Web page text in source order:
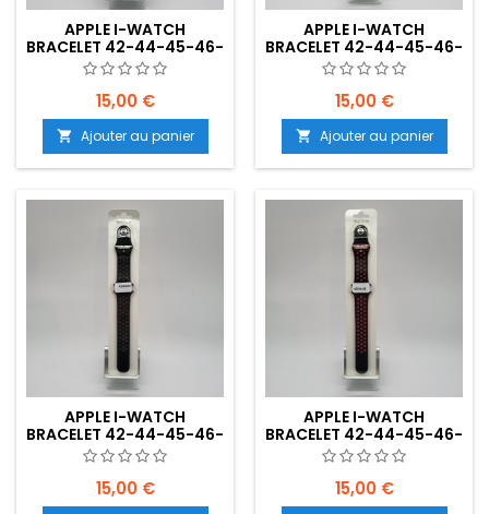
APPLE I-WATCH
BRACELET 42-44-45-46-
49MM BLANC -
EMPLACEMENT: Z02-B25-
E05
15,00 €
 Ajouter au panier
APPLE I-WATCH
BRACELET 42-44-45-46-
49MM- NOIR-
TURQUOISE(BICOLORE) -
EMPLACEMENT: Z02-B25-
E04
15,00 €
 Ajouter au panier
APPLE I-WATCH
BRACELET 42-44-45-46-
49MM- NOIR-
NOIR(BICOLORE) -
EMPLACEMENT: Z02-B25-
E04
15,00 €
APPLE I-WATCH
BRACELET 42-44-45-46-
49MM- NOIR-
ROUGE(BICOLORE) -
EMPLACEMENT: Z02-B25-
E04
15,00 €